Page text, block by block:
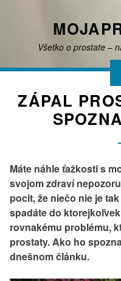
Všetko o prostate –
ZÁPAL
Máte náhle ťažkosti s
svojom zdraví
pocit, že niečo nie je
spadáte do
rovnakému problému,
prostaty. Ako ho
dnešnom článku.